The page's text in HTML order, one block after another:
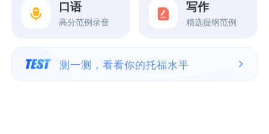
口语
高分范例录音
写作
精选提纲范例
测一测，看看你的托福水平